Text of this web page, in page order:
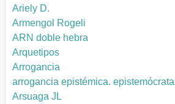
Ariely D.
Armengol Rogeli
ARN doble hebra
Arquetipos
Arrogancia
arrogancia epistémica. epistemócrata
Arsuaga JL